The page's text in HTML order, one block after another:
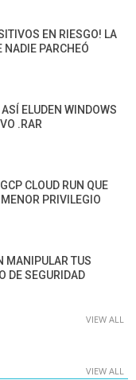
EN RIESGO! LA
NADIE PARCHEÓ
ELUDEN WINDOWS
.RAR
CLOUD RUN QUE
PRIVILEGIO
MANIPULAR TUS
DE SEGURIDAD
VIEW ALL
VIEW ALL